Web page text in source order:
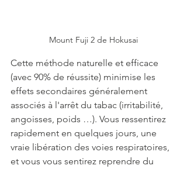
Mount Fuji 2 de Hokusai
Cette méthode naturelle et efficace
(avec 90% de réussite) minimise les
effets secondaires généralement
associés à l'arrêt du tabac (irritabilité,
angoisses, poids …). Vous ressentirez
rapidement en quelques jours, une
vraie libération des voies respiratoires,
et vous vous sentirez reprendre du